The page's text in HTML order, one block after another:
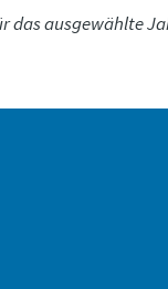
das ausgewählte